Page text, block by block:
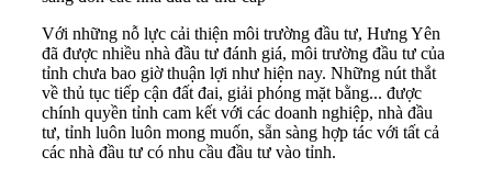
Với những nỗ lực cải thiện môi trường đầu tư, Hưng Yên
đã được nhiều nhà đầu tư đánh giá, môi trường đầu tư của
tỉnh chưa bao giờ thuận lợi như hiện nay. Những nút thắt
về thủ tục tiếp cận đất đai, giải phóng mặt bằng... được
chính quyền tỉnh cam kết với các doanh nghiệp, nhà đầu
tư, tỉnh luôn luôn mong muốn, sẵn sàng hợp tác với tất cả
các nhà đầu tư có nhu cầu đầu tư vào tỉnh.